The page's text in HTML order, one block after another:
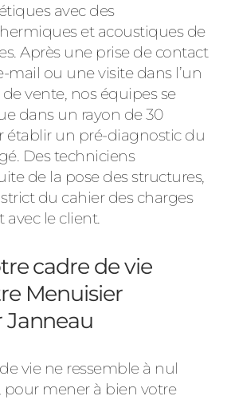
avec des
et acoustiques de
Après une prise de contact
mail ou une visite dans l’un
vente, nos équipes se
dans un rayon de 30
établir un pré-diagnostic du
Des techniciens
de la pose des structures,
du cahier des charges
le client.
cadre de vie
Menuisier
Janneau
vie ne ressemble à nul
pour mener à bien votre